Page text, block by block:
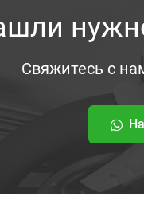
Свяжитесь с